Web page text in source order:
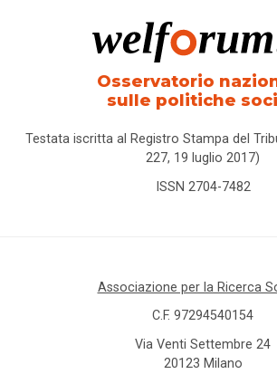
Osservatorio
sulle politiche
Testata iscritta al Registro Stampa del
227, 19 luglio 2017)
ISSN 2704-7482
Associazione per la Ricerca
C.F. 97294540154
Via Venti Settembre 24
20123 Milano